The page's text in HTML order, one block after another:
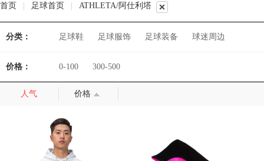
首页 足球首页 ATHLETA/阿仕利塔
分类： 足球鞋 足球服饰 足球装备 球迷周边
价格： 0-100 300-500
人气 价格